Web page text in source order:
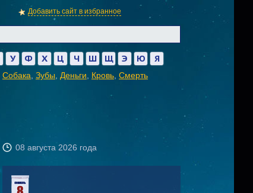
Добавить сайт в избранное
У Ф Х Ц Ч Ш Щ Э Ю Я
Собака Зубы Деньги Кровь Смерть
08 августа 2026 года